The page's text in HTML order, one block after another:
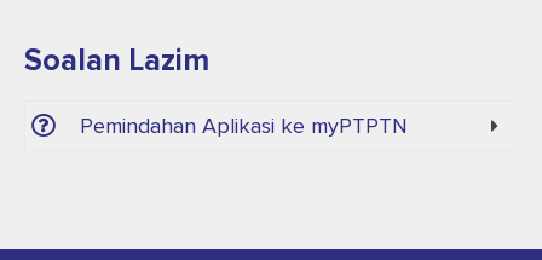
Soalan Lazim
Pemindahan Aplikasi ke myPTPTN